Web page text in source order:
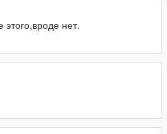
этого,вроде нет.